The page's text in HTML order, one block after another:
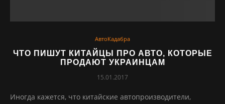
АвтоКадабра
ЧТО ПИШУТ КИТАЙЦЫ ПРО АВТО, КОТОРЫЕ
ПРОДАЮТ УКРАИНЦАМ
15.01.2017
Иногда кажется, что китайские автопроизводители,